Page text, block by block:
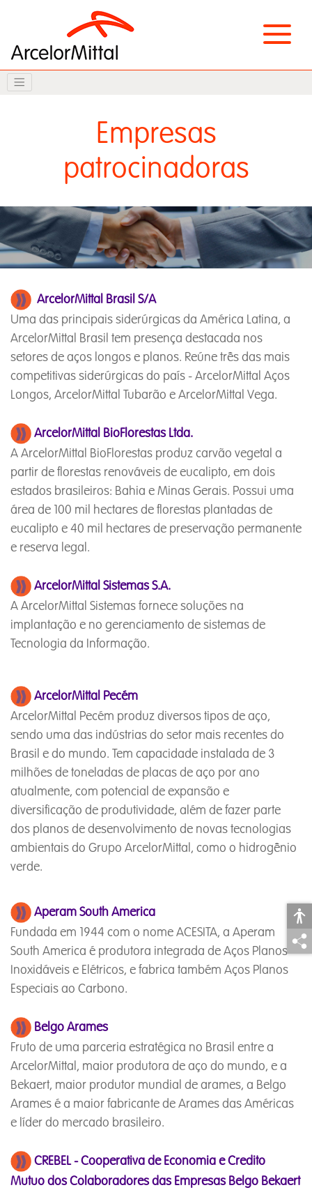
Empresas
patrocinadoras
ArcelorMittal Brasil S/A
Uma das principais siderúrgicas da América Latina, a
ArcelorMittal Brasil tem presença destacada nos
setores de aços longos e planos. Reúne três das mais
competitivas siderúrgicas do país - ArcelorMittal Aços
Longos, ArcelorMittal Tubarão e ArcelorMittal Vega.
ArcelorMittal BioFlorestas Ltda.
A ArcelorMittal BioFlorestas produz carvão vegetal a
partir de florestas renováveis de eucalipto, em dois
estados brasileiros: Bahia e Minas Gerais. Possui uma
área de 100 mil hectares de florestas plantadas de
eucalipto e 40 mil hectares de preservação permanente
e reserva legal.
ArcelorMittal Sistemas S.A.
A ArcelorMittal Sistemas fornece soluções na
implantação e no gerenciamento de sistemas de
Tecnologia da Informação.
ArcelorMittal Pecém
ArcelorMittal Pecém produz diversos tipos de aço,
sendo uma das indústrias do setor mais recentes do
Brasil e do mundo. Tem capacidade instalada de 3
milhões de toneladas de placas de aço por ano
atualmente, com potencial de expansão e
diversificação de produtividade, além de fazer parte
dos planos de desenvolvimento de novas tecnologias
ambientais do Grupo ArcelorMittal, como o hidrogênio
verde.
Aperam South America
Fundada em 1944 com o nome ACESITA, a Aperam
South America é produtora integrada de Aços Planos
Inoxidáveis e Elétricos, e fabrica também Aços Planos
Especiais ao Carbono.
Belgo Arames
Fruto de uma parceria estratégica no Brasil entre a
ArcelorMittal, maior produtora de aço do mundo, e a
Bekaert, maior produtor mundial de arames, a Belgo
Arames é a maior fabricante de Arames das Américas
e líder do mercado brasileiro.
CREBEL - Cooperativa de Economia e Credito
Mutuo dos Colaboradores das Empresas Belgo Bekaert